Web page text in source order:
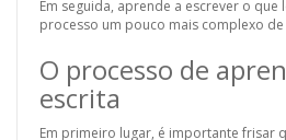
Em seguida, aprende a escrever o que
processo um pouco mais complexo
O processo de
escrita
Em primeiro lugar, é importante frisar